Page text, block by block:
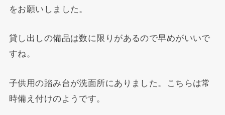
をお願いしました。
貸し出しの備品は数に限りがあるので早めがいいで
すね。
子供用の踏み台が洗面所にありました。こちらは常
時備え付けのようです。